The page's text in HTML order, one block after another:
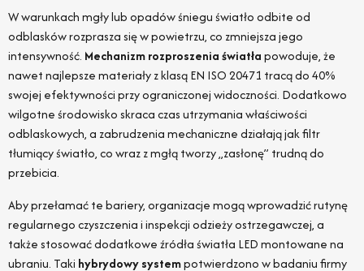
W warunkach mgły lub opadów śniegu światło odbite od
odblasków rozprasza się w powietrzu, co zmniejsza jego
intensywność. Mechanizm rozproszenia światłapowoduje, że
nawet najlepsze materiały z klasą EN ISO 20471 tracą do 40%
swojej efektywności przy ograniczonej widoczności. Dodatkowo
wilgotne środowisko skraca czas utrzymania właściwości
odblaskowych, a zabrudzenia mechaniczne działają jak filtr
tłumiący światło, co wraz z mgłą tworzy „zasłonę” trudną do
przebicia.
Aby przełamać te bariery, organizacje mogą wprowadzić rutynę
regularnego czyszczenia i inspekcji odzieży ostrzegawczej, a
także stosować dodatkowe źródła światła LED montowane na
ubraniu. Taki hybrydowy systempotwierdzono w badaniu firmy